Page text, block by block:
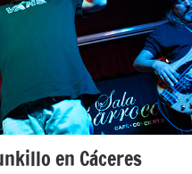
en Cáceres